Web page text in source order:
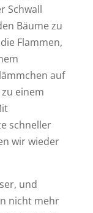
Schwall
Bäume zu
Flammen,
auf
einem
schneller
wir wieder
und
nicht mehr